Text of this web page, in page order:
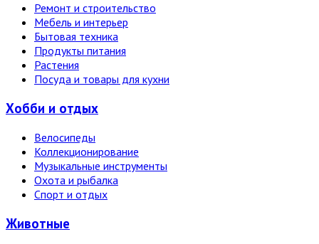
Ремонт и строительство
Мебель и интерьер
Бытовая техника
Продукты питания
Растения
Посуда и товары для кухни
Хобби и отдых
Велосипеды
Коллекционирование
Музыкальные инструменты
Охота и рыбалка
Спорт и отдых
Животные